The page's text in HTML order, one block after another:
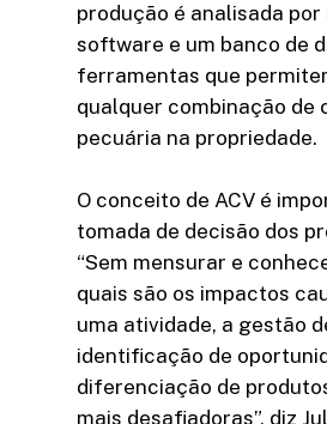
produção é analisada por
software e um banco de
ferramentas que
qualquer combinação de
pecuária na propriedade.
O conceito de ACV é
tomada de decisão dos
“Sem mensurar e
quais são os impactos
uma atividade, a gestão
identificação de
diferenciação de
mais desafiadoras”, diz